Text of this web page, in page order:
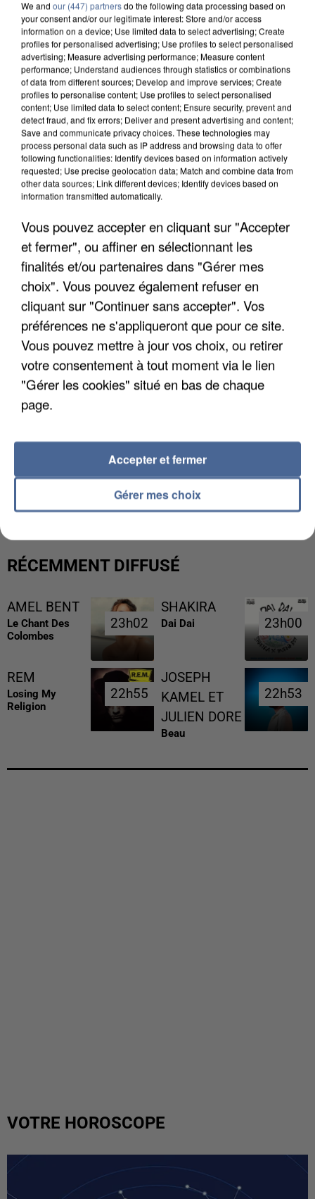
APRÈS TOUTES CES CANICULES, LES REFUGES
DE FAUNE SAUVAGE SONT...
L’UN DES FONDATEURS SUPPOSÉS DE LA DZ
MAFIA INTERPELLÉ EN ALGÉRIE
RÉCEMMENT DIFFUSÉ
AMEL BENT
Le Chant Des
Colombes
23h02
23h02
SHAKIRA
Dai Dai 23h00
23h00
REM
Losing My
Religion
22h55
22h55
JOSEPH
KAMEL ET
JULIEN DORE
Beau
22h53
22h53
VOTRE HOROSCOPE
We and our (447) partnersdo the following data processing based on
your consent and/or our legitimate interest: Store and/or access
information on a device; Use limited data to select advertising; Create
profiles for personalised advertising; Use profiles to select personalised
advertising; Measure advertising performance; Measure content
performance; Understand audiences through statistics or combinations
of data from different sources; Develop and improve services; Create
profiles to personalise content; Use profiles to select personalised
content; Use limited data to select content; Ensure security, prevent and
detect fraud, and fix errors; Deliver and present advertising and content;
Save and communicate privacy choices. These technologies may
process personal data such as IP address and browsing data to offer
following functionalities: Identify devices based on information actively
requested; Use precise geolocation data; Match and combine data from
other data sources; Link different devices; Identify devices based on
information transmitted automatically.
Vous pouvez accepter en cliquant sur "Accepter
et fermer", ou affiner en sélectionnant les
finalités et/ou partenaires dans "Gérer mes
choix". Vous pouvez également refuser en
cliquant sur "Continuer sans accepter". Vos
préférences ne s'appliqueront que pour ce site.
Vous pouvez mettre à jour vos choix, ou retirer
votre consentement à tout moment via le lien
"Gérer les cookies" situé en bas de chaque
page.
Gérer mes choix
Accepter et fermer